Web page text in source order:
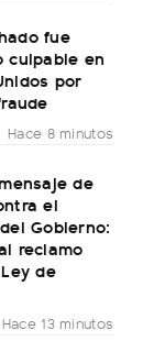
fue
culpable en
por
Hace 8 minutos
de
el
Gobierno:
reclamo
de
Hace 13 minutos